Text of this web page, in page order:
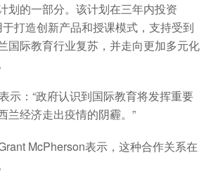
划的一部分。该计划在三年内投资
打造创新产品和授课模式，支持受到
国际教育行业复苏，并走向更加多元化
示：“政府认识到国际教育将发挥重要
兰经济走出疫情的阴霾。”
McPherson表示，这种合作关系在